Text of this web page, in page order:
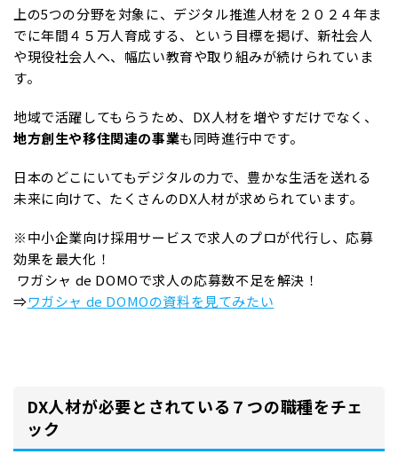
上の5つの分野を対象に、デジタル推進人材を２０２４年ま
でに年間４５万人育成する、という目標を掲げ、新社会人
や現役社会人へ、幅広い教育や取り組みが続けられていま
す。
地域で活躍してもらうため、DX人材を増やすだけでなく、
地方創生や移住関連の事業も同時進行中です。
日本のどこにいてもデジタルの力で、豊かな生活を送れる
未来に向けて、たくさんのDX人材が求められています。
※中小企業向け採用サービスで求人のプロが代行し、応募
効果を最大化！
ワガシャ de DOMOで求人の応募数不足を解決！
⇒ワガシャ de DOMOの資料を見てみたい
DX人材が必要とされている７つの職種をチェ
ック